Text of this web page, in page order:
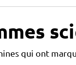
qui ont